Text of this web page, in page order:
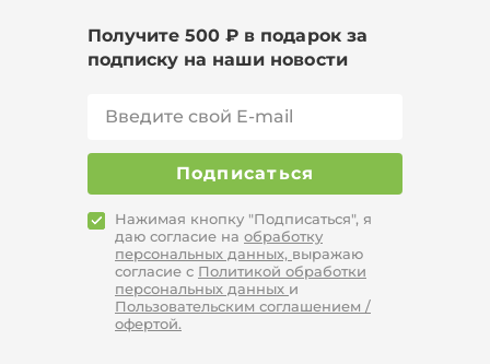
Получите 500 ₽ в подарок за
подписку на наши новости
Подписаться
Нажимая кнопку "Подписаться", я
даю согласие на обработку
персональных данных, выражаю
согласие с Политикой обработки
персональных данных и
Пользовательским соглашением /
офертой.